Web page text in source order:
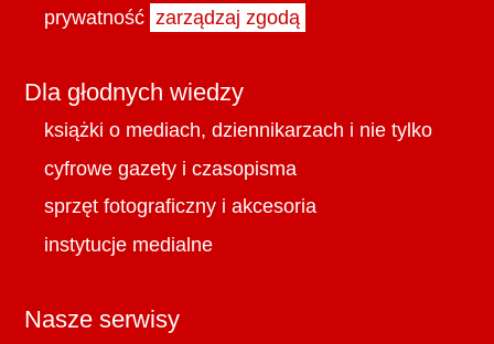
prywatność zarządzaj zgodą
Dla głodnych wiedzy
książki o mediach, dziennikarzach i nie tylko
cyfrowe gazety i czasopisma
sprzęt fotograficzny i akcesoria
instytucje medialne
Nasze serwisy